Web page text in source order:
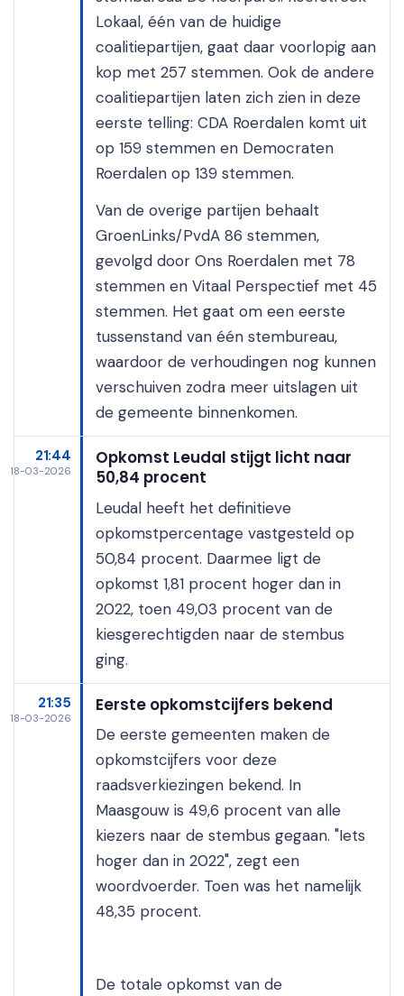
Lokaal, één van de huidige
coalitiepartijen, gaat daar voorlopig aan
kop met 257 stemmen. Ook de andere
coalitiepartijen laten zich zien in deze
eerste telling: CDA Roerdalen komt uit
op 159 stemmen en Democraten
Roerdalen op 139 stemmen.
Van de overige partijen behaalt
GroenLinks/PvdA 86 stemmen,
gevolgd door Ons Roerdalen met 78
stemmen en Vitaal Perspectief met 45
stemmen. Het gaat om een eerste
tussenstand van één stembureau,
waardoor de verhoudingen nog kunnen
verschuiven zodra meer uitslagen uit
de gemeente binnenkomen.
21:44
18-03-2026
Opkomst Leudal stijgt licht naar
50,84 procent
Leudal heeft het definitieve
opkomstpercentage vastgesteld op
50,84 procent. Daarmee ligt de
opkomst 1,81 procent hoger dan in
2022, toen 49,03 procent van de
kiesgerechtigden naar de stembus
ging.
21:35
18-03-2026
Eerste opkomstcijfers bekend
De eerste gemeenten maken de
opkomstcijfers voor deze
raadsverkiezingen bekend. In
Maasgouw is 49,6 procent van alle
kiezers naar de stembus gegaan. "Iets
hoger dan in 2022", zegt een
woordvoerder. Toen was het namelijk
48,35 procent.
De totale opkomst van de